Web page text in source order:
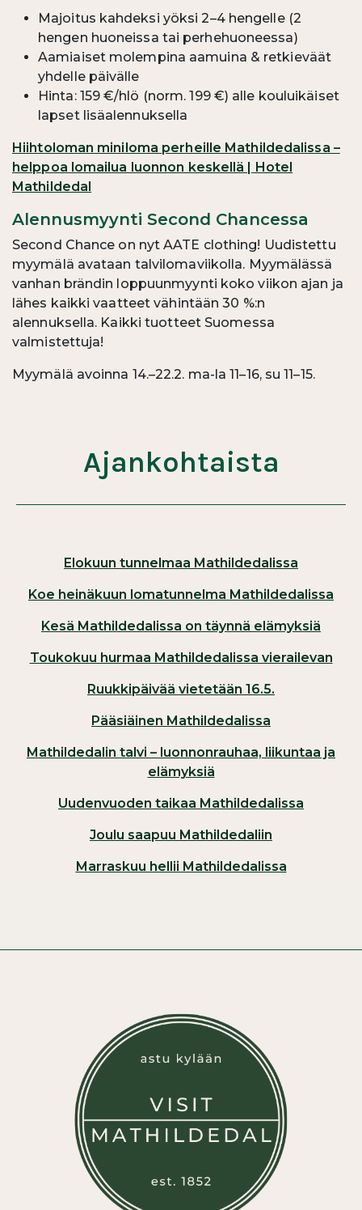
Majoitus kahdeksi yöksi 2–4 hengelle (2
hengen huoneissa tai perhehuoneessa)
Aamiaiset molempina aamuina & retkieväät
yhdelle päivälle
Hinta: 159 €/hlö (norm. 199 €) alle kouluikäiset
lapset lisäalennuksella
Hiihtoloman miniloma perheille Mathildedalissa –
helppoa lomailua luonnon keskellä | Hotel
Mathildedal
Alennusmyynti Second Chancessa
Second Chance on nyt AATE clothing! Uudistettu
myymälä avataan talvilomaviikolla. Myymälässä
vanhan brändin loppuunmyynti koko viikon ajan ja
lähes kaikki vaatteet vähintään 30 %:n
alennuksella. Kaikki tuotteet Suomessa
valmistettuja!
Myymälä avoinna 14.–22.2. ma-la 11–16, su 11–15.
Ajankohtaista
Elokuun tunnelmaa Mathildedalissa
Koe heinäkuun lomatunnelma Mathildedalissa
Kesä Mathildedalissa on täynnä elämyksiä
Toukokuu hurmaa Mathildedalissa vierailevan
Ruukkipäivää vietetään 16.5.
Pääsiäinen Mathildedalissa
Mathildedalin talvi – luonnonrauhaa, liikuntaa ja
elämyksiä
Uudenvuoden taikaa Mathildedalissa
Joulu saapuu Mathildedaliin
Marraskuu hellii Mathildedalissa